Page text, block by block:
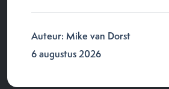
Auteur: Mike van Dorst
6 augustus 2026